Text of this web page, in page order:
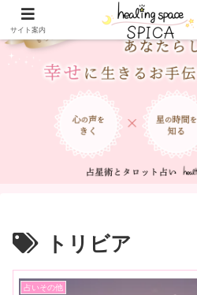
トリビア
占いその他
サイト案内